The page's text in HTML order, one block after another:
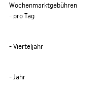
Wochenmarktgebühren
- pro Tag
- Vierteljahr
- Jahr